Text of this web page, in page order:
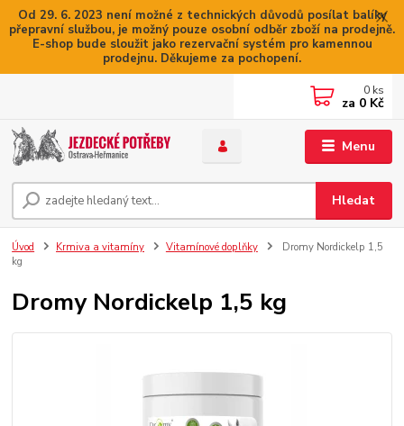
Od 29. 6. 2023 není možné z technických důvodů posílat balíky
přepravní službou, je možný pouze osobní odběr zboží na prodejně.
E-shop bude sloužit jako rezervační systém pro kamennou
prodejnu. Děkujeme za pochopení.
Menu
Hledat
0 ks
za 0 Kč
Úvod Krmiva a vitamíny Vitamínové doplňky
Dromy Nordickelp 1,5
kg
Dromy Nordickelp 1,5 kg